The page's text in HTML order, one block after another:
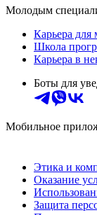
Молодым
Карьера для
Школа
Карьера в
Боты для
Мобильное
Этика и
Оказание
Защита